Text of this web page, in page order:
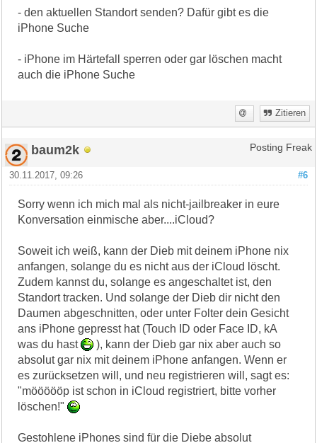
- den aktuellen Standort senden? Dafür gibt es die
iPhone Suche
- iPhone im Härtefall sperren oder gar löschen macht
auch die iPhone Suche
Zitieren
baum2k Posting Freak
#6
30.11.2017, 09:26
Sorry wenn ich mich mal als nicht-jailbreaker in eure
Konversation einmische aber....iCloud?
Soweit ich weiß, kann der Dieb mit deinem iPhone nix
anfangen, solange du es nicht aus der iCloud löscht.
Zudem kannst du, solange es angeschaltet ist, den
Standort tracken. Und solange der Dieb dir nicht den
Daumen abgeschnitten, oder unter Folter dein Gesicht
ans iPhone gepresst hat (Touch ID oder Face ID, kA
was du hast
), kann der Dieb gar nix aber auch so
absolut gar nix mit deinem iPhone anfangen. Wenn er
es zurücksetzen will, und neu registrieren will, sagt es:
"möööööp ist schon in iCloud registriert, bitte vorher
löschen!"
Gestohlene iPhones sind für die Diebe absolut